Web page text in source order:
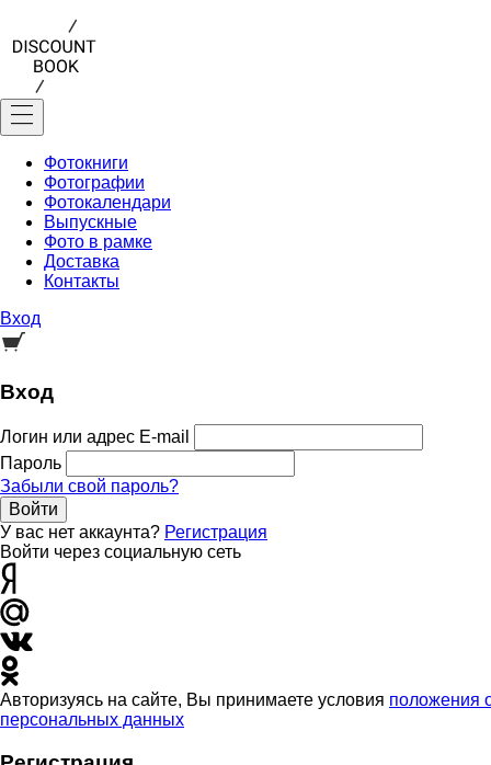
Фотокниги
Фотографии
Фотокалендари
Выпускные
Фото в рамке
Доставка
Контакты
Вход
Вход
Логин или адрес E-mail
Пароль
Забыли свой пароль?
Войти
У вас нет аккаунта? Регистрация
Войти через социальную сеть
Авторизуясь на сайте, Вы принимаете условия положения
персональных данных